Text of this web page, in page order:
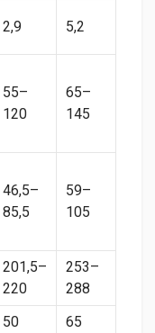
2,9 5,2
55–
120
65–
145
46,5–
85,5
59–
105
201,5–
220
253–
288
50
65